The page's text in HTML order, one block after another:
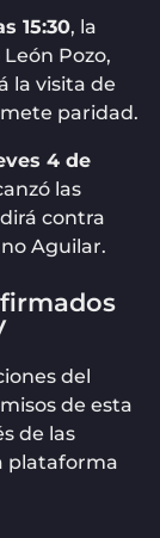
15:30, la
Pozo,
la visita de
paridad.
4 de
las
contra
Aguilar.
del
de esta
de las
plataforma